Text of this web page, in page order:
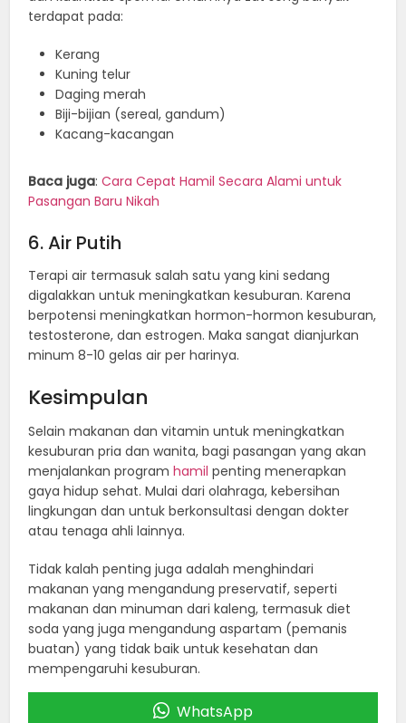
terdapat pada:
Kerang
Kuning telur
Daging merah
Biji-bijian (sereal, gandum)
Kacang-kacangan
Baca juga:Cara Cepat Hamil Secara Alami untuk
Pasangan Baru Nikah
6. Air Putih
Terapi air termasuk salah satu yang kini sedang
digalakkan untuk meningkatkan kesuburan. Karena
berpotensi meningkatkan hormon-hormon kesuburan,
testosterone, dan estrogen. Maka sangat dianjurkan
minum 8-10 gelas air per harinya.
Kesimpulan
Selain makanan dan vitamin untuk meningkatkan
kesuburan pria dan wanita, bagi pasangan yang akan
menjalankan programhamil penting menerapkan
gaya hidup sehat. Mulai dari olahraga, kebersihan
lingkungan dan untuk berkonsultasi dengan dokter
atau tenaga ahli lainnya.
Tidak kalah penting juga adalah menghindari
makanan yang mengandung preservatif, seperti
makanan dan minuman dari kaleng, termasuk diet
soda yang juga mengandung aspartam (pemanis
buatan) yang tidak baik untuk kesehatan dan
mempengaruhi kesuburan.
WhatsApp